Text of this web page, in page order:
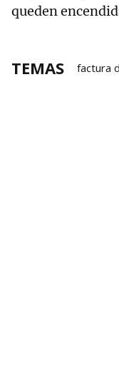
queden
TEMAS factura